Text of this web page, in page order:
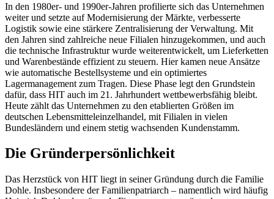
In den 1980er- und 1990er-Jahren profilierte sich das Unternehmen
weiter und setzte auf Modernisierung der Märkte, verbesserte
Logistik sowie eine stärkere Zentralisierung der Verwaltung. Mit
den Jahren sind zahlreiche neue Filialen hinzugekommen, und auch
die technische Infrastruktur wurde weiterentwickelt, um Lieferketten
und Warenbestände effizient zu steuern. Hier kamen neue Ansätze
wie automatische Bestellsysteme und ein optimiertes
Lagermanagement zum Tragen. Diese Phase legt den Grundstein
dafür, dass HIT auch im 21. Jahrhundert wettbewerbsfähig bleibt.
Heute zählt das Unternehmen zu den etablierten Größen im
deutschen Lebensmitteleinzelhandel, mit Filialen in vielen
Bundesländern und einem stetig wachsenden Kundenstamm.
Die Gründerpersönlichkeit
Das Herzstück von HIT liegt in seiner Gründung durch die Familie
Dohle. Insbesondere der Familienpatriarch – namentlich wird häufig